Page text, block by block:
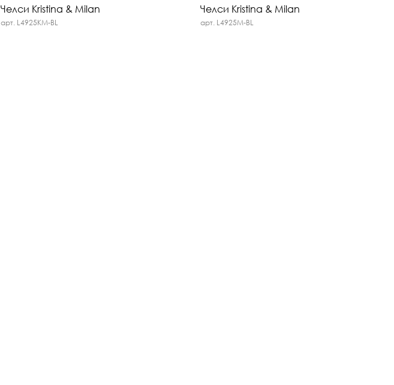
Челси Kristina & Milan
арт. L4925KM-BL
Челси Kristina & Milan
арт. L4925M-BL